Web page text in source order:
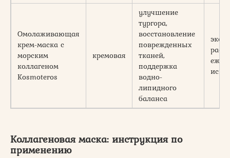
Омолаживающая
крем-маска с
морским
коллагеном
Kosmoteros
кремовая
улучшение
тургора,
восстановление
поврежденных
тканей,
поддержка
водно-
липидного
баланса
Коллагеновая маска: инструкция по
применению